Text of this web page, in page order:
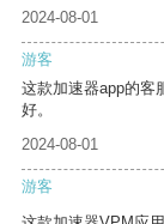
2024-08-01
游客
这款加速器app的客
好。
2024-08-01
游客